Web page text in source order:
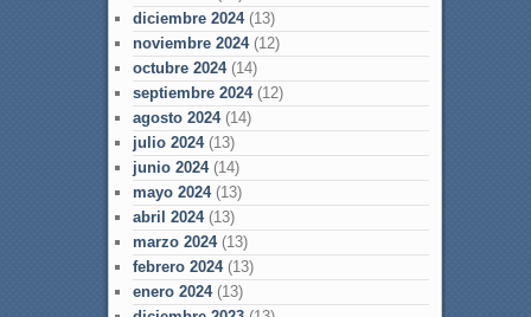
diciembre 2024(13)
noviembre 2024(12)
octubre 2024(14)
septiembre 2024(12)
agosto 2024(14)
julio 2024(13)
junio 2024(14)
mayo 2024(13)
abril 2024(13)
marzo 2024(13)
febrero 2024(13)
enero 2024(13)